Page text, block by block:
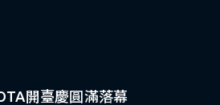
開臺慶圓滿落幕